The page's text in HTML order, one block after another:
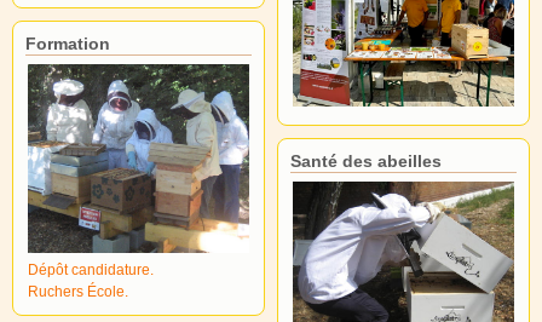
Formation
Dépôt candidature.
Ruchers École.
Santé des abeilles